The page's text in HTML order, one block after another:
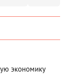
экономику